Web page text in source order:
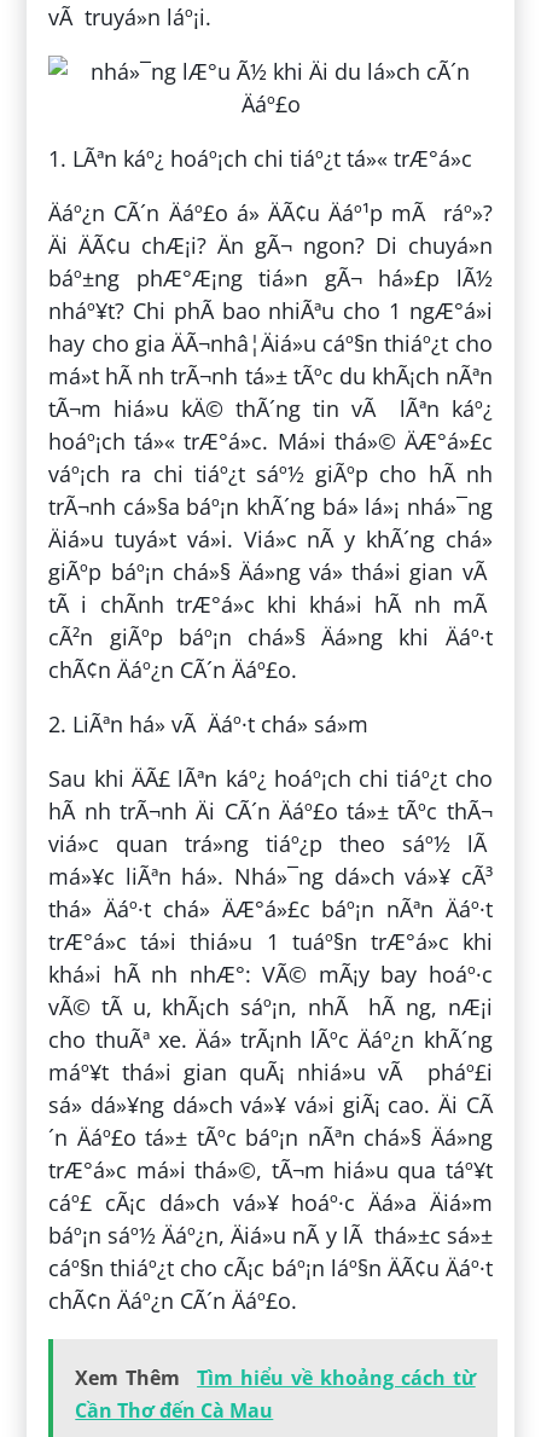
vÃ truyá»n láº¡i.
1. LÃªn káº¿ hoáº¡ch chi tiáº¿t tá»« trÆ°á»c
Äáº¿n CÃ´n Äáº£o á» ÄÃ¢u Äáº¹p mÃ ráº»?
Äi ÄÃ¢u chÆ¡i? Än gÃ¬ ngon? Di chuyá»n
báº±ng phÆ°Æ¡ng tiá»n gÃ¬ há»£p lÃ½
nháº¥t? Chi phÃ­ bao nhiÃªu cho 1 ngÆ°á»i
hay cho gia ÄÃ¬nhâ¦Äiá»u cáº§n thiáº¿t cho
má»t hÃ nh trÃ¬nh tá»± tÃºc du khÃ¡ch nÃªn
tÃ¬m hiá»u kÄ© thÃ´ng tin vÃ lÃªn káº¿
hoáº¡ch tá»« trÆ°á»c. Má»i thá»© ÄÆ°á»£c
váº¡ch ra chi tiáº¿t sáº½ giÃºp cho hÃ nh
trÃ¬nh cá»§a báº¡n khÃ´ng bá» lá»¡ nhá»¯ng
Äiá»u tuyá»t vá»i. Viá»c nÃ y khÃ´ng chá»
giÃºp báº¡n chá»§ Äá»ng vá» thá»i gian vÃ
tÃ i chÃ­nh trÆ°á»c khi khá»i hÃ nh mÃ
cÃ²n giÃºp báº¡n chá»§ Äá»ng khi Äáº·t
chÃ¢n Äáº¿n CÃ´n Äáº£o.
2. LiÃªn há» vÃ Äáº·t chá» sá»m
Sau khi ÄÃ£ lÃªn káº¿ hoáº¡ch chi tiáº¿t cho
hÃ nh trÃ¬nh Äi CÃ´n Äáº£o tá»± tÃºc thÃ¬
viá»c quan trá»ng tiáº¿p theo sáº½ lÃ
má»¥c liÃªn há». Nhá»¯ng dá»ch vá»¥ cÃ³
thá» Äáº·t chá» ÄÆ°á»£c báº¡n nÃªn Äáº·t
trÆ°á»c tá»i thiá»u 1 tuáº§n trÆ°á»c khi
khá»i hÃ nh nhÆ°: VÃ© mÃ¡y bay hoáº·c
vÃ© tÃ u, khÃ¡ch sáº¡n, nhÃ hÃ ng, nÆ¡i
cho thuÃª xe. Äá» trÃ¡nh lÃºc Äáº¿n khÃ´ng
máº¥t thá»i gian quÃ¡ nhiá»u vÃ pháº£i
sá»­ dá»¥ng dá»ch vá»¥ vá»i giÃ¡ cao. Äi CÃ
´n Äáº£o tá»± tÃºc báº¡n nÃªn chá»§ Äá»ng
trÆ°á»c má»i thá»©, tÃ¬m hiá»u qua táº¥t
cáº£ cÃ¡c dá»ch vá»¥ hoáº·c Äá»a Äiá»m
báº¡n sáº½ Äáº¿n, Äiá»u nÃ y lÃ thá»±c sá»±
cáº§n thiáº¿t cho cÃ¡c báº¡n láº§n ÄÃ¢u Äáº·t
chÃ¢n Äáº¿n CÃ´n Äáº£o.
Xem Thêm
Tìm hiểu về khoảng cách từ
Cần Thơ đến Cà Mau